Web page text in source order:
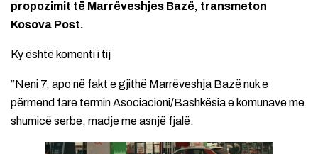
propozimit të Marrëveshjes Bazë, transmeton
Kosova Post.
Ky është komenti i tij
”Neni 7, apo në fakt e gjithë Marrëveshja Bazë nuk e
përmend fare termin Asociacioni/Bashkësia e komunave me
shumicë serbe, madje me asnjë fjalë.